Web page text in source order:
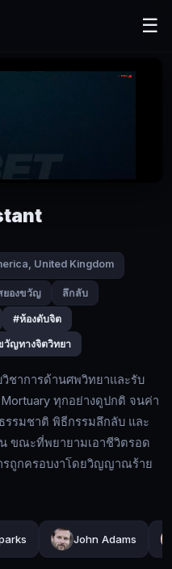
☰
United Kingdom
ยองขวัญ ลึกลับ
#ห้องดับจิต
วัญทางจิตวิทยา
วิชาการด้านศพวิทยาและรับ
ทุกอย่างดูปกติ จนค่า
รรมชาติ พิธีกรรมลึกลับ และ
ขณะที่พยายามเอาชีวิตรอด
รถูกครอบงาโดยวิญญาณร้าย
John Adams